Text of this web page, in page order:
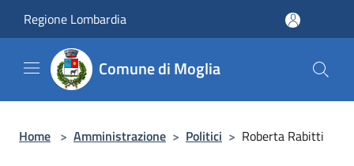
Regione Lombardia
Comune di Moglia
Home > Amministrazione > Politici > Roberta Rabitti